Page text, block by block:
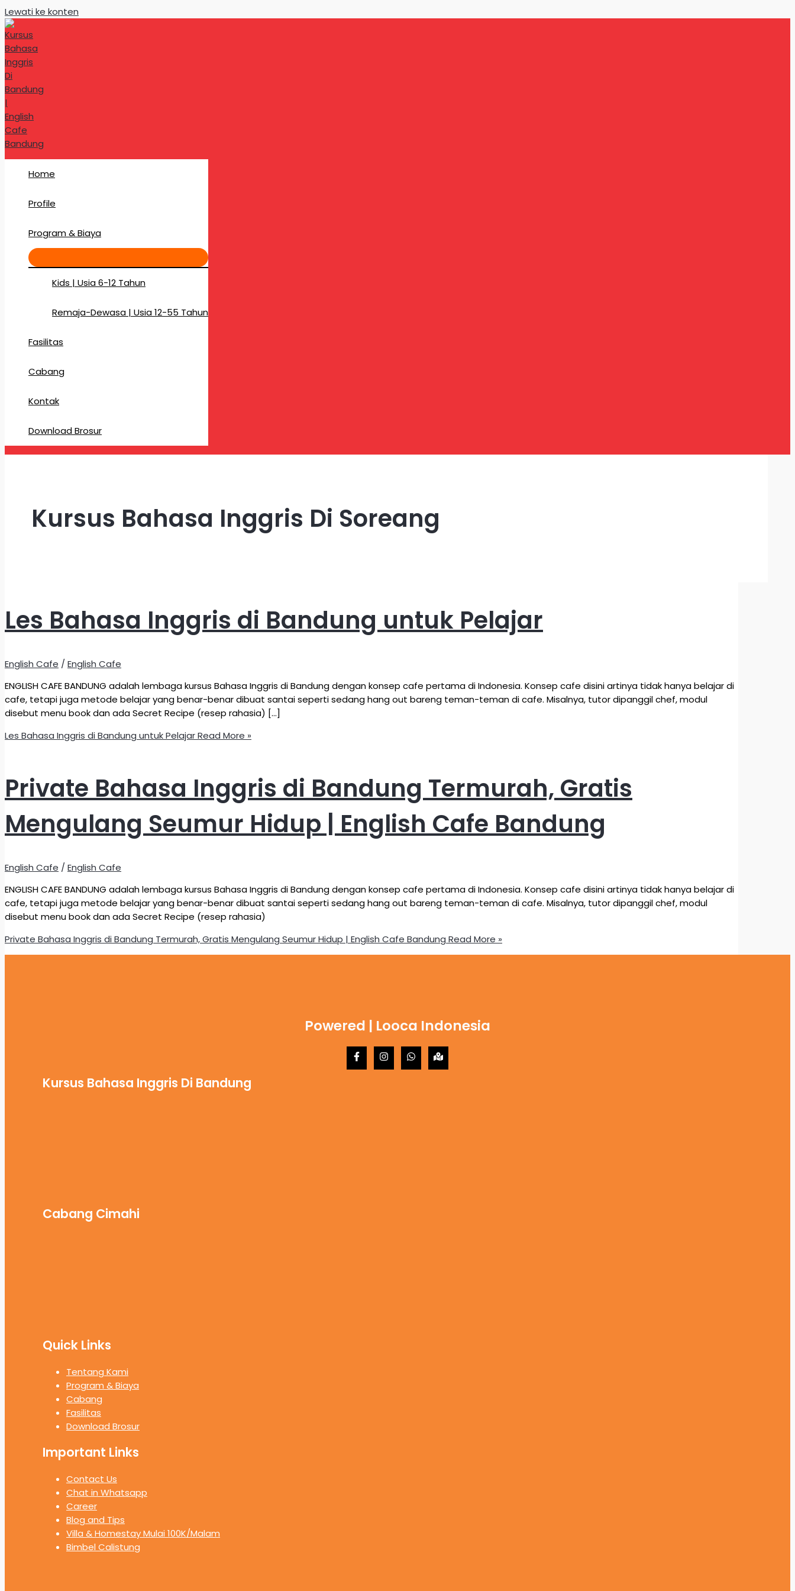
Lewati ke konten
Home
Profile
Program & Biaya
Kids | Usia 6-12 Tahun
Remaja-Dewasa | Usia 12-55 Tahun
Fasilitas
Cabang
Kontak
Download Brosur
Kursus Bahasa Inggris Di Soreang
Les Bahasa Inggris di Bandung untuk Pelajar
English Cafe /English Cafe
ENGLISH CAFE BANDUNG adalah lembaga kursus Bahasa Inggris di Bandung dengan konsep cafe pertama di Indonesia. Konsep cafe disini artinya tidak hanya belajar di
cafe, tetapi juga metode belajar yang benar-benar dibuat santai seperti sedang hang out bareng teman-teman di cafe. Misalnya, tutor dipanggil chef, modul
disebut menu book dan ada Secret Recipe (resep rahasia) […]
Les Bahasa Inggris di Bandung untuk PelajarRead More »
Private Bahasa Inggris di Bandung Termurah, Gratis
Mengulang Seumur Hidup | English Cafe Bandung
English Cafe / English Cafe
ENGLISH CAFE BANDUNG adalah lembaga kursus Bahasa Inggris di Bandung dengan konsep cafe pertama di Indonesia. Konsep cafe disini artinya tidak hanya belajar di
cafe, tetapi juga metode belajar yang benar-benar dibuat santai seperti sedang hang out bareng teman-teman di cafe. Misalnya, tutor dipanggil chef, modul
disebut menu book dan ada Secret Recipe (resep rahasia)
Private Bahasa Inggris di Bandung Termurah, Gratis Mengulang Seumur Hidup | English Cafe Bandung Read More »
Powered | Looca Indonesia
Kursus Bahasa Inggris Di Bandung
Cabang Cimahi
Quick Links
Tentang Kami
Program & Biaya
Cabang
Fasilitas
Download Brosur
Important Links
Contact Us
Chat in Whatsapp
Career
Blog and Tips
Villa & Homestay Mulai 100K/Malam
Bimbel Calistung